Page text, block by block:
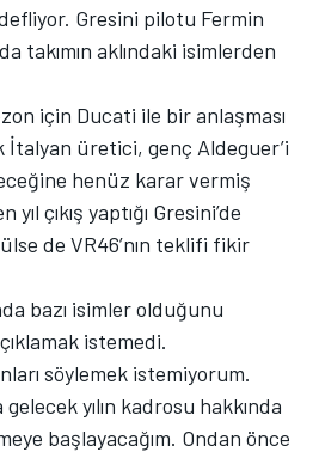
Gresini pilotu Fermin
takımın aklındaki isimlerden
için Ducati ile bir anlaşması
üretici, genç Aldeguer’i
henüz karar vermiş
çıkış yaptığı Gresini’de
de VR46’nın teklifi fikir
bazı isimler olduğunu
istemedi.
söylemek istemiyorum.
yılın kadrosu hakkında
başlayacağım. Ondan önce